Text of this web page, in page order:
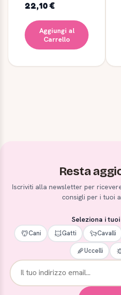
22,10 €
Aggiungi al
Carrello
Resta
Iscriviti alla newsletter per
consigli per i tuoi
Seleziona i
Cani Gatti Cavalli
Uccelli